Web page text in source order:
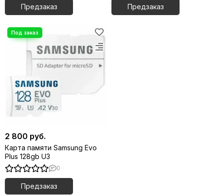
Предзаказ Предзаказ
2 800 руб.
Карта памяти Samsung Evo
Plus 128gb U3
0
Предзаказ